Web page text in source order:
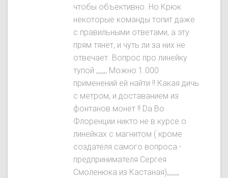
чтобы объективно. Ho Крюк
некоторые команды топит даже
с правильными ответами, а эту
прям тянет, и чуть ли за них не
отвечает. Вопрос про линейку
тупой ,,,,,,, Можно 1.000
применений ей найти !! Какая дичь
с метром, и доставанием из
фонтанов монет !! Da Во
Флоренции никто не в курсе о
линейках с магнитом ( кроме
создателя самого вопроса -
предпринимателя Сергея
Смоленюка из Кастаная),,,,,,,,